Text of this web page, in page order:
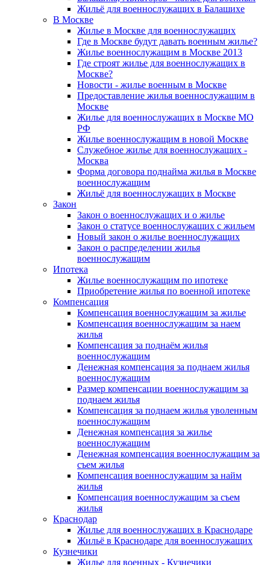
Жильё для военнослужащих в Балашихе
В Москве
Жилье в Москве для военнослужащих
Где в Москве будут давать военным жилье?
Жилье военнослужащим в Москве 2013
Где строят жилье для военнослужащих в
Москве?
Новости - жилье военным в Москве
Предоставление жилья военнослужащим в
Москве
Жилье для военнослужащих в Москве МО
РФ
Жилье военнослужащим в новой Москве
Служебное жилье для военнослужащих -
Москва
Форма договора поднайма жилья в Москве
военнослужащим
Жильё для военнослужащих в Москве
Закон
Закон о военнослужащих и о жилье
Закон о статусе военнослужащих с жильем
Новый закон о жилье военнослужащих
Закон о распределении жилья
военнослужащим
Ипотека
Жилье военнослужащим по ипотеке
Приобретение жилья по военной ипотеке
Компенсация
Компенсация военнослужащим за жилье
Компенсация военнослужащим за наем
жилья
Компенсация за поднаём жилья
военнослужащим
Денежная компенсация за поднаем жилья
военнослужащим
Размер компенсации военнослужащим за
поднаем жилья
Компенсация за поднаем жилья уволенным
военнослужащим
Денежная компенсация за жилье
военнослужащим
Денежная компенсация военнослужащим за
съем жилья
Компенсация военнослужащим за найм
жилья
Компенсация военнослужащим за съем
жилья
Краснодар
Жилье для военнослужащих в Краснодаре
Жильё в Краснодаре для военнослужащих
Кузнечики
Жилье для военных - Кузнечики